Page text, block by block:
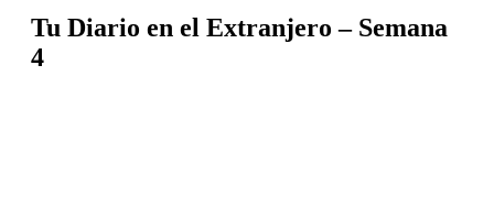
Tu Diario en el Extranjero – Semana
4